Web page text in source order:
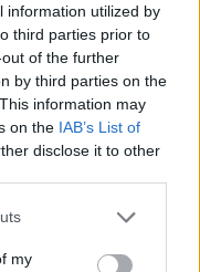
information utilized by
third parties prior to
of the further
by third parties on the
information may
on the IAB’s List of
disclose it to other
one or more Google
You may click to
my
Σχολιασμένα
το εθνικό
Κυριακή